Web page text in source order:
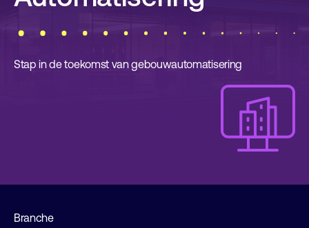
Stap in de toekomst van gebouwautomatisering
Branche